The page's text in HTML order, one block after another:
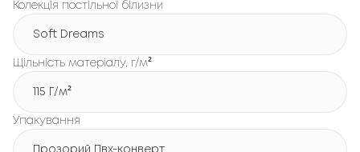
Колекція постільної білизни
Soft Dreams
Щільність матеріалу, г/м²
115 Г/м²
Упакування
Прозорий Пвх-конверт